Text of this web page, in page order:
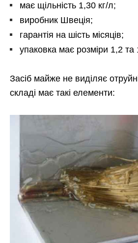
має щільність 1,30 кг/л;
виробник Швеція;
гарантія на шість місяців;
упаковка має розміри 1,2 та
Засіб майже не виділяє
складі має такі елементи: